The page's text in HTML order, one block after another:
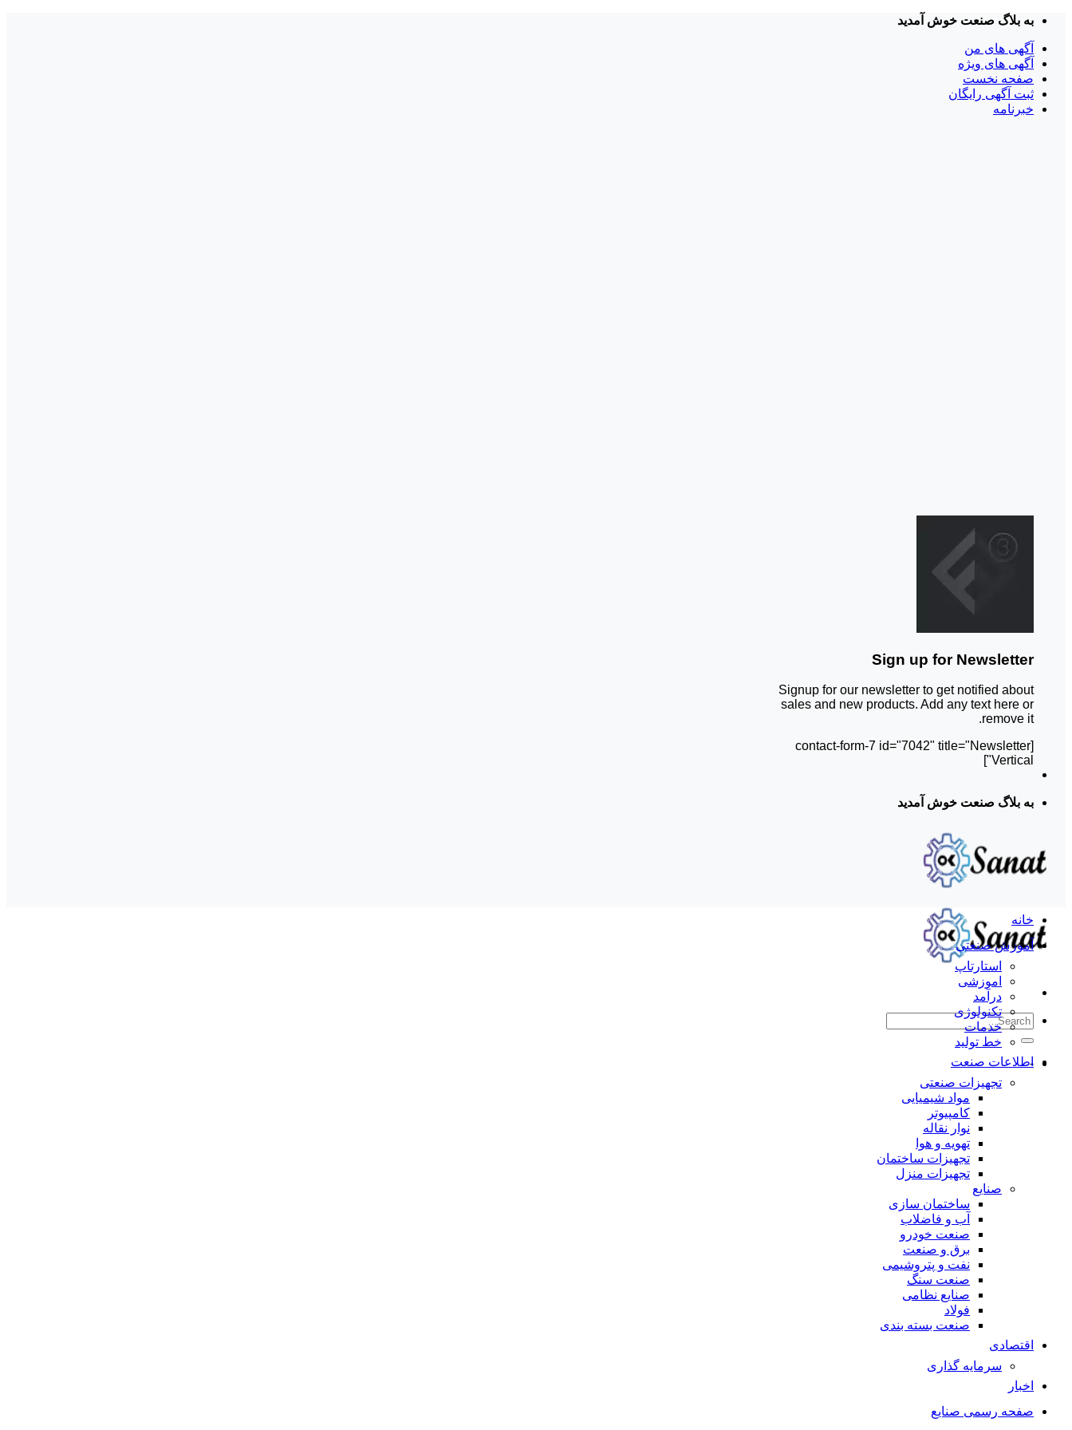
Skip
content
به بلاگ صنعت خوش آمدید
آگهی های من
آگهی های ویژه
صفحه نخست
ثبت آگهی رایگان
خبرنامه
Sign up for Newsletter
Signup for our newsletter to get notified about
sales and new products. Add any text here or
remove it.
[contact-form-7 id="7042" title="Newsletter
Vertical"]
به بلاگ صنعت خوش آمدید
-
خانه
آموزش صنعتی
استارتاپ
اموزشی
درآمد
تکنولوژی
خدمات
خط تولید
اطلاعات صنعت
تجهیزات صنعتی
مواد شیمیایی
کامپیوتر
نوار نقاله
تهویه و هوا
تجهیزات ساختمان
تجهیزات منزل
صنایع
ساختمان سازی
آب و فاضلاب
صنعت خودرو
برق و صنعت
نفت و پتروشیمی
صنعت سنگ
صنایع نظامی
فولاد
صنعت بسته بندی
اقتصادی
سرمایه گذاری
اخبار
صفحه رسمی صنایع